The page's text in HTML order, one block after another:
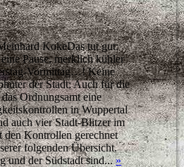
Das tut gut:
Pause, merklich kühler
Vormittag…! Keine
der Stadt: Auch für die
Ordnungsamt eine
in Wuppertal
auch vier Stadt-Blitzer im
Kontrollen gerechnet
folgenden Übersicht.
und der Südstadt sind...»